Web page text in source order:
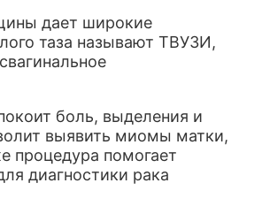
дает широкие
таза называют ТВУЗИ,
боль, выделения и
выявить миомы матки,
процедура помогает
диагностики рака